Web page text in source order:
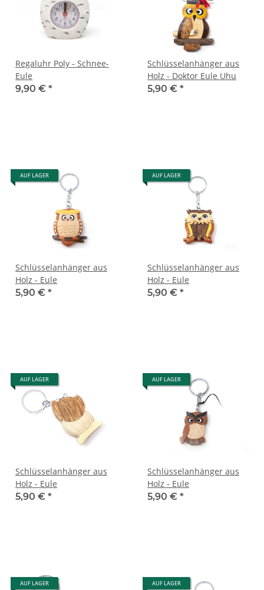
Regaluhr Poly - Schnee-
Eule
9,90 € *
Schlüsselanhänger aus
Holz - Doktor Eule Uhu
5,90 € *
AUF LAGER
Schlüsselanhänger aus
Holz - Eule
5,90 € *
AUF LAGER
Schlüsselanhänger aus
Holz - Eule
5,90 € *
AUF LAGER
Schlüsselanhänger aus
Holz - Eule
5,90 € *
AUF LAGER
Schlüsselanhänger aus
Holz - Eule
5,90 € *
AUF LAGER AUF LAGER